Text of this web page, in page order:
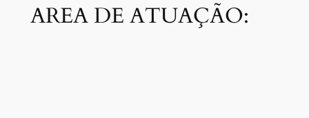
AREA DE ATUAÇÃO: